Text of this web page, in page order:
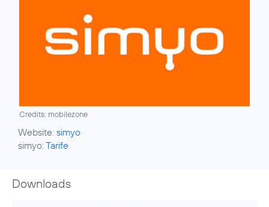
Credits: mobilezone
Website: simyo
simyo:Tarife
Downloads